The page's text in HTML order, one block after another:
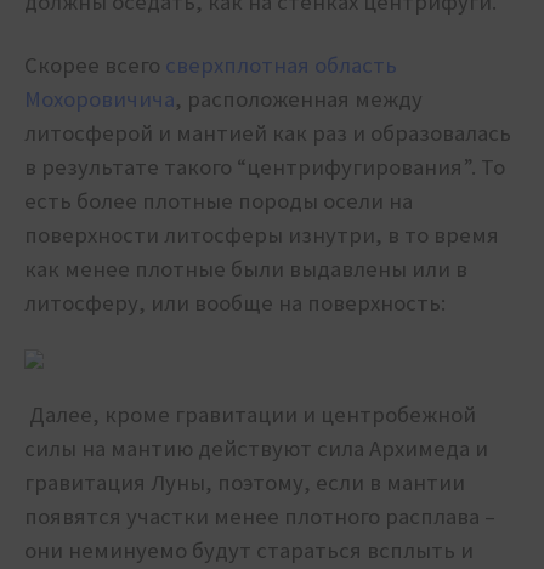
Скорее всего сверхплотная область
Мохоровичича, расположенная между
литосферой и мантией как раз и образовалась
в результате такого “центрифугирования”. То
есть более плотные породы осели на
поверхности литосферы изнутри, в то время
как менее плотные были выдавлены или в
литосферу, или вообще на поверхность:
Далее, кроме гравитации и центробежной
силы на мантию действуют сила Архимеда и
гравитация Луны, поэтому, если в мантии
появятся участки менее плотного расплава –
они неминуемо будут стараться всплыть и